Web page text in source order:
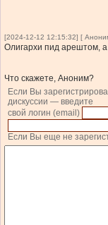
[2024-12-12 12:15:32] [
Олигархи пид арештом,
Что скажете, Аноним?
Если Вы
дискуссии — введите
свой логин (email)
Если Вы еще не